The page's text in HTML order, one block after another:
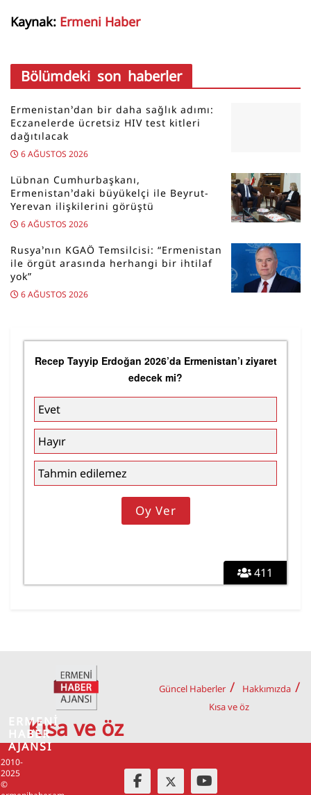
Kaynak: Ermeni Haber
Bölümdeki son haberler
Ermenistan’dan bir daha sağlık adımı:
Eczanelerde ücretsiz HIV test kitleri
dağıtılacak
6 AĞUSTOS 2026
Lübnan Cumhurbaşkanı,
Ermenistan’daki büyükelçi ile Beyrut-
Yerevan ilişkilerini görüştü
6 AĞUSTOS 2026
Rusya’nın KGAÖ Temsilcisi: “Ermenistan
ile örgüt arasında herhangi bir ihtilaf
yok”
6 AĞUSTOS 2026
411
Recep Tayyip Erdoğan 2026’da Ermenistan’ı ziyaret
edecek mi?
Evet
Hayır
Tahmin edilemez
Kısa ve öz
Güncel Haberler
Hakkımızda
Kısa ve öz
2010-
2025
©
ERMENİ
HABER
AJANSI